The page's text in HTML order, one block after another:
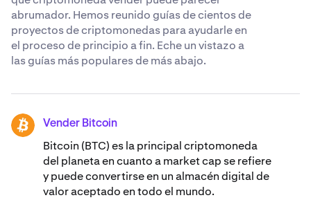
abrumador. Hemos reunido guías de cientos de
proyectos de criptomonedas para ayudarle en
el proceso de principio a fin. Eche un vistazo a
las guías más populares de más abajo.
BTC Vender Bitcoin
Bitcoin (BTC) es la principal criptomoneda
del planeta en cuanto a market cap se refiere
y puede convertirse en un almacén digital de
valor aceptado en todo el mundo.